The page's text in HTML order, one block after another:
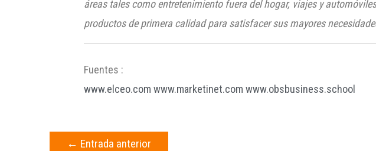
áreas tales como entretenimiento fuera del hogar, viajes y
productos de primera calidad para satisfacer sus mayores
Fuentes :
www.elceo.com www.marketinet.com www.obsbusiness.school
← Entrada anterior